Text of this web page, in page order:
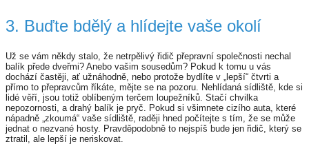
3. Buďte bdělý a hlídejte vaše okolí
Už se vám někdy stalo, že netrpělivý řidič přepravní společnosti nechal
balík přede dveřmi? Anebo vašim sousedům? Pokud k tomu u vás
dochází častěji, ať užnáhodně, nebo protože bydlíte v „lepší“ čtvrti a
přímo to přepravcům říkáte, mějte se na pozoru. Nehlídaná sídliště, kde si
lidé věří, jsou totiž oblíbeným terčem loupežníků. Stačí chvilka
nepozornosti, a drahý balík je pryč. Pokud si všimnete cizího auta, které
nápadně „zkoumá“ vaše sídliště, raději hned počítejte s tím, že se může
jednat o nezvané hosty. Pravděpodobně to nejspíš bude jen řidič, který se
ztratil, ale lepší je neriskovat.